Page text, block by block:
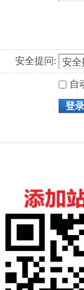
安全提问:
自
登录